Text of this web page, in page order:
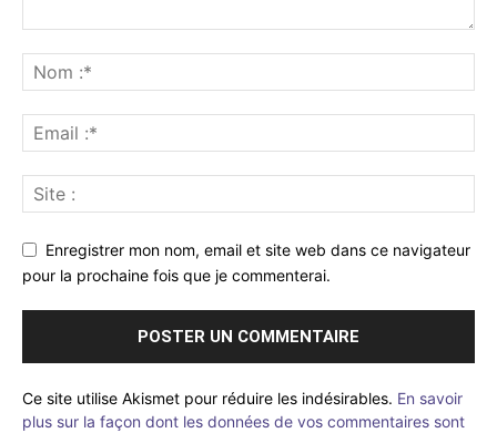
Enregistrer mon nom, email et site web dans ce navigateur
pour la prochaine fois que je commenterai.
Ce site utilise Akismet pour réduire les indésirables. En savoir
plus sur la façon dont les données de vos commentaires sont